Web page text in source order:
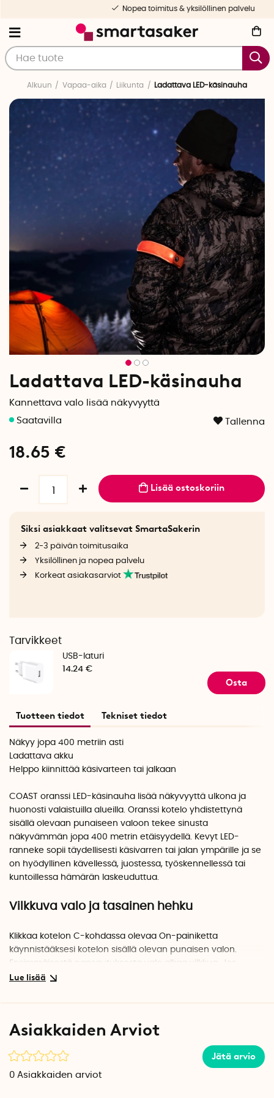
Nopea toimitus & yksilöllinen palvelu
Alkuun Vapaa-aika Liikunta Ladattava LED-käsinauha
Ladattava LED-käsinauha
Kannettava valo lisää näkyvyyttä
Tallenna
18.65 €
Lisää ostoskoriin
Siksi asiakkaat valitsevat SmartaSakerin
2-3 päivän toimitusaika
Yksilöllinen ja nopea palvelu
Korkeat asiakasarviot
Tarvikkeet
USB-laturi
14.24 €
Osta
Tuotteen tiedot Tekniset tiedot
Näkyy jopa 400 metriin asti
Ladattava akku
Helppo kiinnittää käsivarteen tai jalkaan
COAST oranssi LED-käsinauha lisää näkyvyyttä ulkona ja
huonosti valaistuilla alueilla. Oranssi kotelo yhdistettynä
sisällä olevaan punaiseen valoon tekee sinusta
näkyvämmän jopa 400 metrin etäisyydellä. Kevyt LED-
ranneke sopii täydellisesti käsivarren tai jalan ympärille ja se
on hyödyllinen kävellessä, juostessa, työskennellessä tai
kuntoillessa hämärän laskeuduttua.
Vilkkuva valo ja tasainen hehku
Klikkaa kotelon C-kohdassa olevaa On-painiketta
käynnistääksesi kotelon sisällä olevan punaisen valon.
Ensimmäisestä napsautuksesta valo alkaa vilkkua. Jos
napsautat uudelleen, valo hehkuu tasaisesti. Vilkkuvan tilan
Joustava tarranauhakiinnitys
Joustavan tarranauhan avulla voit helposti kiinnittää LED-
Asiakkaiden Arviot
Jätä arvio
0 Asiakkaiden arviot